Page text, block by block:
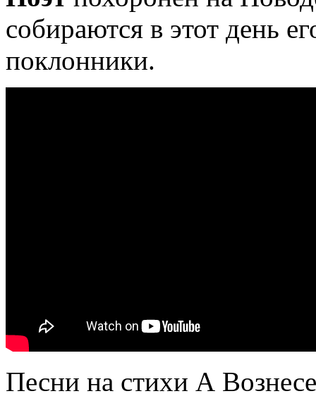
собираются в этот день
поклонники.
Песни на стихи А